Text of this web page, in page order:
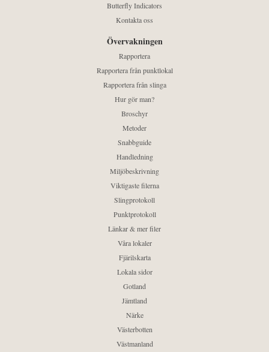
Butterfly Indicators
Kontakta oss
Övervakningen
Rapportera
Rapportera från punktlokal
Rapportera från slinga
Hur gör man?
Broschyr
Metoder
Snabbguide
Handledning
Miljöbeskrivning
Viktigaste filerna
Slingprotokoll
Punktprotokoll
Länkar & mer filer
Våra lokaler
Fjärilskarta
Lokala sidor
Gotland
Jämtland
Närke
Västerbotten
Västmanland